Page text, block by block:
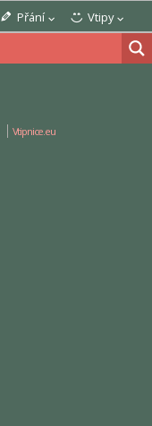
Přání Vtipy
Vtipnice.eu